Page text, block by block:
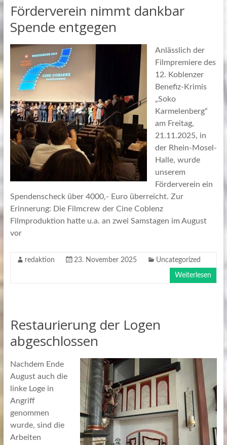
Förderverein nimmt dankbar
Spende entgegen
Anlässlich der
Filmpremiere des
12. Koblenzer
Benefiz-Krimis
„Soko
Karmelenberg“
am Freitag,
21.11.2025, in
der Rhein-Mosel-
Halle, wurde
unserem
Förderverein ein
Spendenscheck über 4000,- Euro überreicht. Zur
Erinnerung: Die Filmcrew der Cine Coblenz
Filmproduktion hatte u.a. an zwei Samstagen im August
vor
redaktion 23. November 2025 Uncategorized
Weiterlesen
Restaurierung der Logen
abgeschlossen
Nachdem Ende
August auch die
linke Loge in
Angriff
genommen
wurde, sind die
Arbeiten